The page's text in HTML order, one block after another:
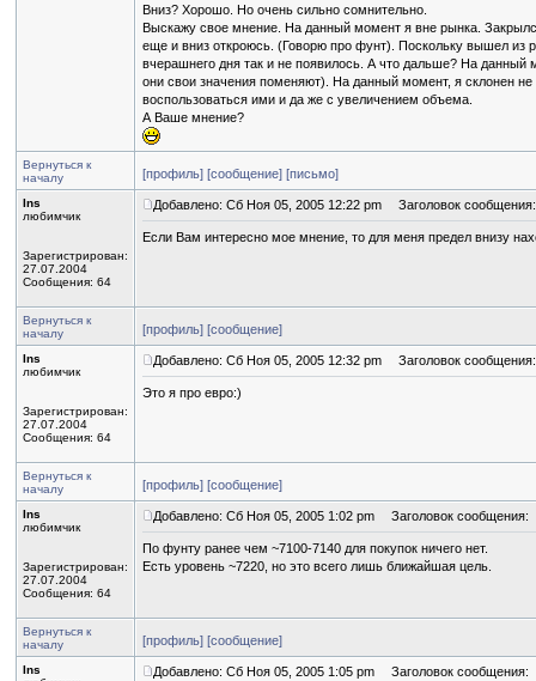
Вниз? Хорошо. Но очень сильно сомнительно.
Выскажу свое мнение. На данный момент я вне рынка.
еще и вниз откроюсь. (Говорю про фунт). Поскольку вышел из
вчерашнего дня так и не появилось. А что дальше? На данный
они свои значения поменяют). На данный момент, я склонен
воспользоваться ими и да же с увеличением объема.
А Ваше мнение?
Вернуться к
началу
[профиль] [сообщение] [письмо]
Ins
любимчик
Зарегистрирован:
27.07.2004
Сообщения: 64
Добавлено: Сб Ноя 05, 2005 12:22 pm Заголовок сообщения:
Если Вам интересно мое мнение, то для меня предел внизу
Вернуться к
началу
[профиль] [сообщение]
Ins
любимчик
Зарегистрирован:
27.07.2004
Сообщения: 64
Добавлено: Сб Ноя 05, 2005 12:32 pm Заголовок сообщения:
Это я про евро:)
Вернуться к
началу
[профиль] [сообщение]
Ins
любимчик
Зарегистрирован:
27.07.2004
Сообщения: 64
Добавлено: Сб Ноя 05, 2005 1:02 pm Заголовок сообщения:
По фунту ранее чем ~7100-7140 для покупок ничего нет.
Есть уровень ~7220, но это всего лишь ближайшая цель.
Вернуться к
началу
[профиль] [сообщение]
Ins
Добавлено: Сб Ноя 05, 2005 1:05 pm Заголовок сообщения: